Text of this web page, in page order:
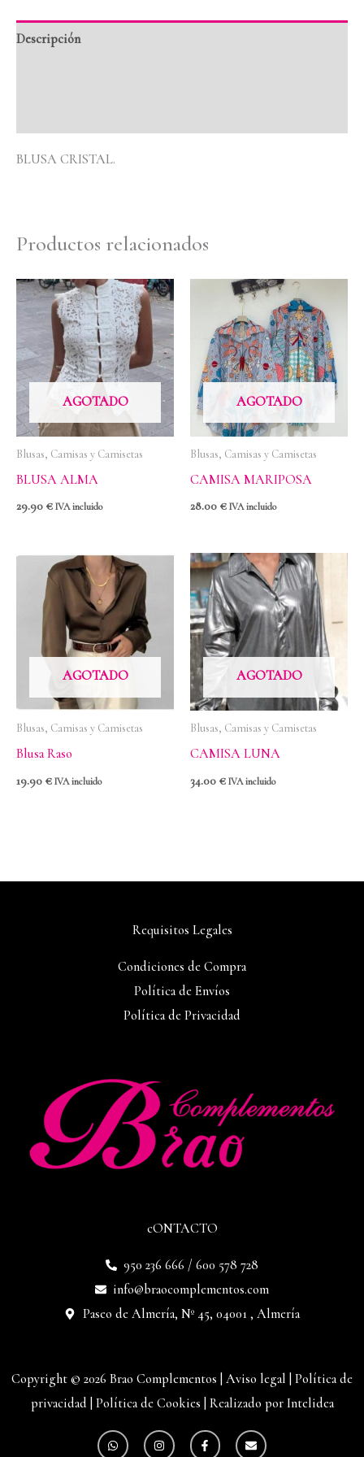
Descripción
BLUSA CRISTAL.
Productos relacionados
AGOTADO
Blusas, Camisas y Camisetas
BLUSA ALMA
29.90 € IVA incluido
AGOTADO
Blusas, Camisas y Camisetas
CAMISA MARIPOSA
28.00 € IVA incluido
AGOTADO
Blusas, Camisas y Camisetas
Blusa Raso
19.90 € IVA incluido
AGOTADO
Blusas, Camisas y Camisetas
CAMISA LUNA
34.00 € IVA incluido
cONTACTO
950 236 666 / 600 578 728
info@braocomplementos.com
Paseo de Almería, Nº 45, 04001 , Almería
Requisitos Legales
Condiciones de Compra
Política de Envíos
Política de Privacidad
Copyright © 2026 Brao Complementos | Aviso legal Política de
privacidad Política de Cookies Realizado por Intelidea
W
h
I
n
F
a
E
n